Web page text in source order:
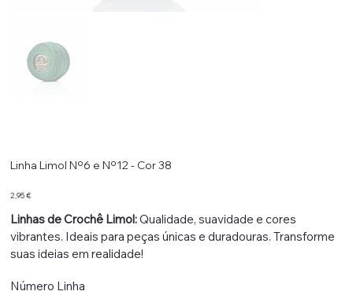
Linha Limol Nº6 e Nº12 - Cor 38
Preço
2,95 €
Linhas de Crochê Limol:Qualidade, suavidade e cores
vibrantes. Ideais para peças únicas e duradouras. Transforme
suas ideias em realidade!
Número Linha